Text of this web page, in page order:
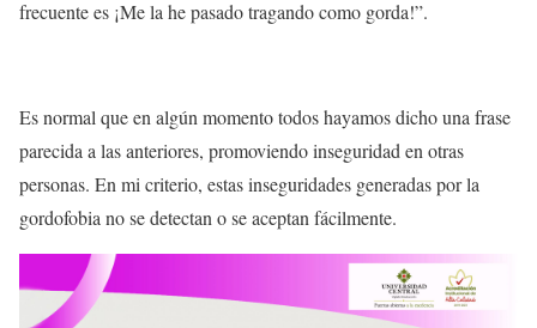
frecuente es ¡Me la he pasado tragando como gorda!”.
Es normal que en algún momento todos hayamos dicho una frase
parecida a las anteriores, promoviendo inseguridad en otras
personas. En mi criterio, estas inseguridades generadas por la
gordofobia no se detectan o se aceptan fácilmente.